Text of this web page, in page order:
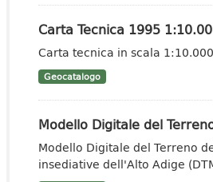
Carta Tecnica 1995
Carta tecnica in scala 1:10.000
Geocatalogo
Modello Digitale del
Modello Digitale del Terreno
insediative dell'Alto Adige